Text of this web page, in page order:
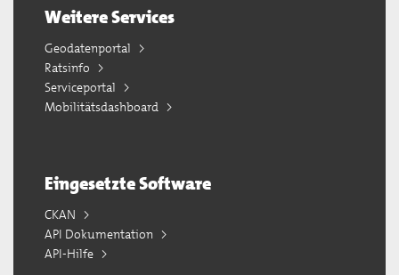
Weitere Services
Geodatenportal
Ratsinfo
Serviceportal
Mobilitätsdashboard
Eingesetzte Software
CKAN
API Dokumentation
API-Hilfe